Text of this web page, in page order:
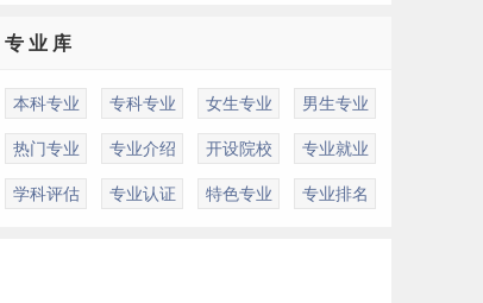
专 业 库
本科专业 专科专业 女生专业 男生专业
热门专业 专业介绍 开设院校 专业就业
学科评估 专业认证 特色专业 专业排名